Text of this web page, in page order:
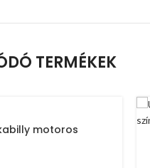
TERMÉKEK
motoros